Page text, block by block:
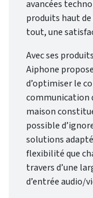
avancées
produits haut
tout, une
Avec ses
Aiphone
d’optimiser le
communication
maison
possible
solutions
flexibilité que
travers d’une
d’entrée audio/